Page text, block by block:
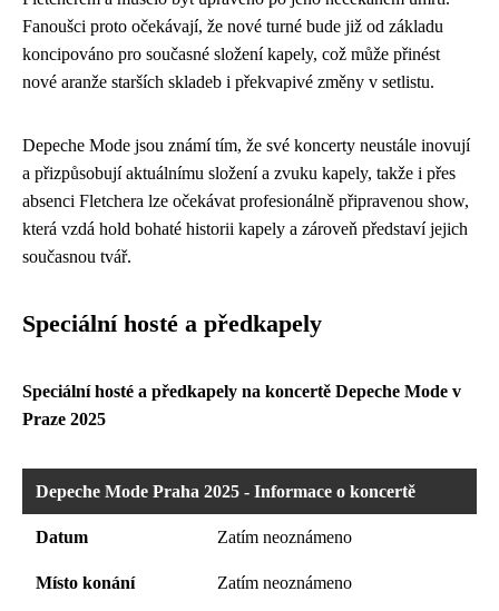
Fanoušci proto očekávají, že nové turné bude již od základu
koncipováno pro současné složení kapely, což může přinést
nové aranže starších skladeb i překvapivé změny v setlistu.
Depeche Mode jsou známí tím, že své koncerty neustále inovují
a přizpůsobují aktuálnímu složení a zvuku kapely, takže i přes
absenci Fletchera lze očekávat profesionálně připravenou show,
která vzdá hold bohaté historii kapely a zároveň představí jejich
současnou tvář.
Speciální hosté a předkapely
Speciální hosté a předkapely na koncertě Depeche Mode v
Praze 2025
Depeche Mode Praha 2025 - Informace o koncertě
Datum Zatím neoznámeno
Místo konání Zatím neoznámeno